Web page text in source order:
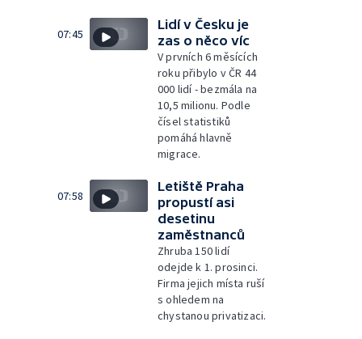
07:45
Lidí v Česku je
zas o něco víc
V prvních 6 měsících
roku přibylo v ČR 44
000 lidí - bezmála na
10,5 milionu. Podle
čísel statistiků
pomáhá hlavně
migrace.
07:58
Letiště Praha
propustí asi
desetinu
zaměstnanců
Zhruba 150 lidí
odejde k 1. prosinci.
Firma jejich místa ruší
s ohledem na
chystanou privatizaci.